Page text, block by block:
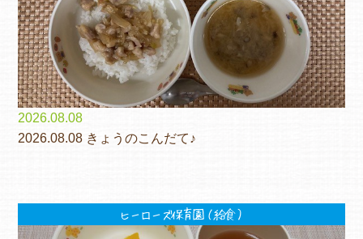
2026.08.08
2026.08.08 きょうのこんだて♪
ヒーローズ保育園（給食）